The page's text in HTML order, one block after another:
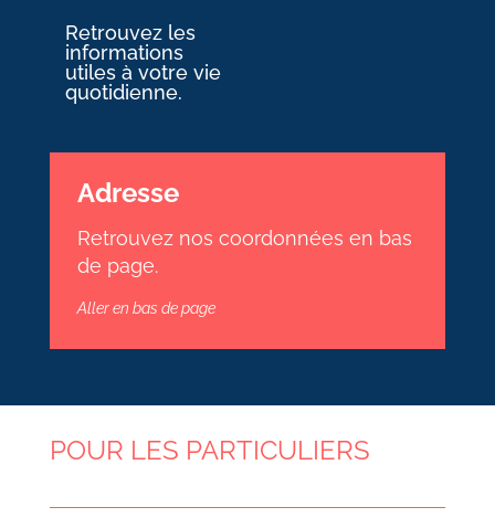
Retrouvez les
informations
utiles à votre vie
quotidienne.
Adresse
Retrouvez nos coordonnées en bas
de page.
Aller en bas de page
POUR LES PARTICULIERS